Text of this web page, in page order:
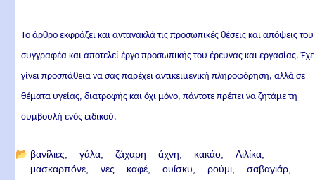
Το άρθρο εκφράζει και αντανακλά τις προσωπικές θέσεις και απόψεις του
συγγραφέα και αποτελεί έργο προσωπικής του έρευνας και εργασίας.
γίνει προσπάθεια να σας παρέχει αντικειμενική πληροφόρηση, αλλά σε
θέματα υγείας, διατροφής και όχι μόνο, πάντοτε πρέπει να ζητάμε τη
συμβουλή ενός ειδικού.
📂 βανίλιες γάλα ζάχαρη άχνη κακάο
Λιλίκα
μασκαρπόνε
νες καφέ ουίσκυ ρούμι
σαβαγιάρ